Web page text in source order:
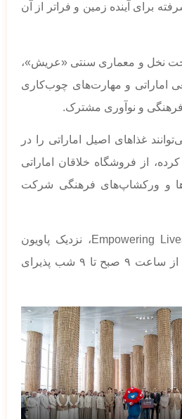
برای آینده زمین و فراتر از آن
نخل و معماری سنتی «عریش»،
اماراتی و مهارت‌های چوب‌کاری
فرهنگی و نوآوری مشترک.
غذاهای اصیل اماراتی را در
از فروشگاه خلاقان اماراتی
و ورکشاپ‌های فرهنگی شرکت
این پاویون در منطقه Empowering Lives، نزدیک پاویون
ژاپن واقع شده و روزانه از ساعت ۹ صبح تا ۹ شب پذیرای